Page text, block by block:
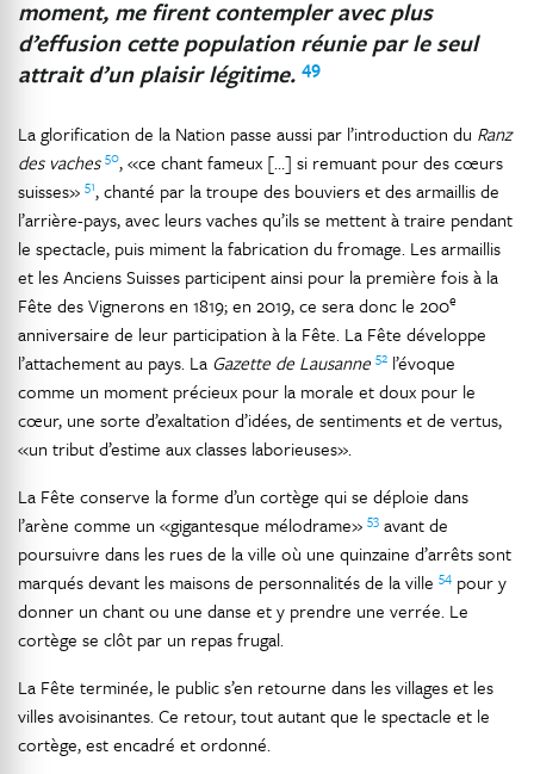
moment, me firent contempler avec plus
d’effusion cette population réunie par le seul
attrait d’un plaisir légitime. 49
La glorification de la Nation passe aussi par l’introduction du Ranz
des vaches 50, «ce chant fameux […] si remuant pour des cœurs
suisses» 51, chanté par la troupe des bouviers et des armaillis de
l’arrière-pays, avec leurs vaches qu’ils se mettent à traire pendant
le spectacle, puis miment la fabrication du fromage. Les armaillis
et les Anciens Suisses participent ainsi pour la première fois à la
Fête des Vignerons en 1819; en 2019, ce sera donc le 200e
anniversaire de leur participation à la Fête. La Fête développe
l’attachement au pays. La Gazette de Lausanne 52 l’évoque
comme un moment précieux pour la morale et doux pour le
cœur, une sorte d’exaltation d’idées, de sentiments et de vertus,
«un tribut d’estime aux classes laborieuses».
La Fête conserve la forme d’un cortège qui se déploie dans
l’arène comme un «gigantesque mélodrame» 53 avant de
poursuivre dans les rues de la ville où une quinzaine d’arrêts sont
marqués devant les maisons de personnalités de la ville 54 pour y
donner un chant ou une danse et y prendre une verrée. Le
cortège se clôt par un repas frugal.
La Fête terminée, le public s’en retourne dans les villages et les
villes avoisinantes. Ce retour, tout autant que le spectacle et le
cortège, est encadré et ordonné.